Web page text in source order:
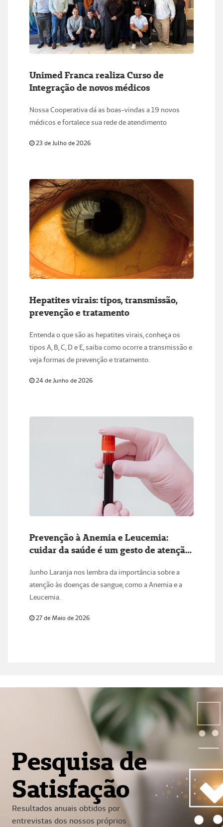
Unimed Franca realiza Curso de
Integração de novos médicos
Nossa Cooperativa dá as boas-vindas a 19 novos
médicos e fortalece sua rede de atendimento
23 de Julho de 2026
Hepatites virais: tipos, transmissão,
prevenção e tratamento
Entenda o que são as hepatites virais, conheça os
tipos A, B, C, D e E, saiba como ocorre a transmissão e
veja formas de prevenção e tratamento.
24 de Junho de 2026
Prevenção à Anemia e Leucemia:
cuidar da saúde é um gesto de atenção
Junho Laranja nos lembra da importância sobre a
atenção às doenças de sangue, como a Anemia e a
Leucemia.
27 de Maio de 2026
Pesquisa de
Satisfação
Resultados anuais obtidos por
entrevistas dos nossos próprios